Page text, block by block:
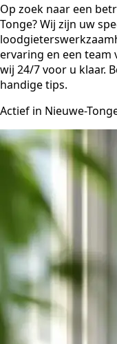
Op zoek naar een
Tonge? Wij zijn uw
ervaring en een team
wij 24/7 voor u klaar.
handige tips.
Actief in Nieuwe-